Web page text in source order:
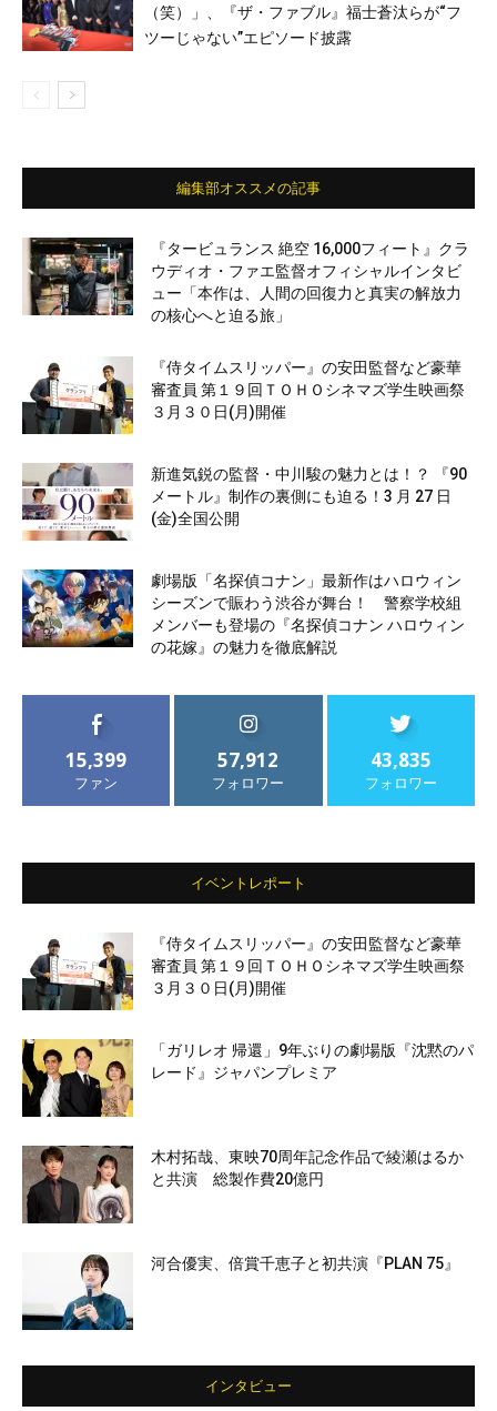
（笑）」、『ザ・ファブル』福士蒼汰らが“フ
ツーじゃない”エピソード披露
編集部オススメの記事
『タービュランス 絶空 16,000フィート』クラ
ウディオ・ファエ監督オフィシャルインタビ
ュー「本作は、人間の回復力と真実の解放力
の核心へと迫る旅」
『侍タイムスリッパー』の安田監督など豪華
審査員 第１９回ＴＯＨＯシネマズ学生映画祭
３月３０日(月)開催
新進気鋭の監督・中川駿の魅力とは！？ 『90
メートル』制作の裏側にも迫る！3 月 27 日
(金)全国公開
劇場版「名探偵コナン」最新作はハロウィン
シーズンで賑わう渋谷が舞台！ 警察学校組
メンバーも登場の『名探偵コナン ハロウィン
の花嫁』の魅力を徹底解説
15,399
ファン
57,912
フォロワー
43,835
フォロワー
イベントレポート
『侍タイムスリッパー』の安田監督など豪華
審査員 第１９回ＴＯＨＯシネマズ学生映画祭
３月３０日(月)開催
「ガリレオ 帰還」9年ぶりの劇場版『沈黙のパ
レード』ジャパンプレミア
木村拓哉、東映70周年記念作品で綾瀬はるか
と共演 総製作費20億円
河合優実、倍賞千恵子と初共演『PLAN 75』
インタビュー